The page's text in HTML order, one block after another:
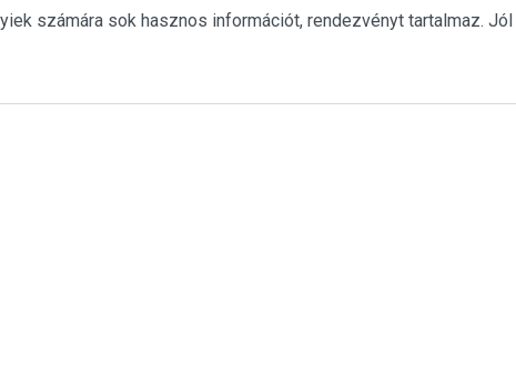
számára sok hasznos információt, rendezvényt tartalmaz. Jól